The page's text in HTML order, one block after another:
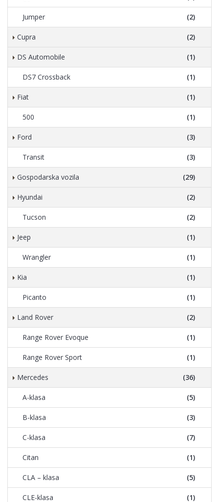
Jumper (2)
Cupra (2)
DS Automobile (1)
DS7 Crossback (1)
Fiat (1)
500 (1)
Ford (3)
Transit (3)
Gospodarska vozila (29)
Hyundai (2)
Tucson (2)
Jeep (1)
Wrangler (1)
Kia (1)
Picanto (1)
Land Rover (2)
Range Rover Evoque (1)
Range Rover Sport (1)
Mercedes (36)
A-klasa (5)
B-klasa (3)
C-klasa (7)
Citan (1)
CLA – klasa (5)
CLE-klasa (1)